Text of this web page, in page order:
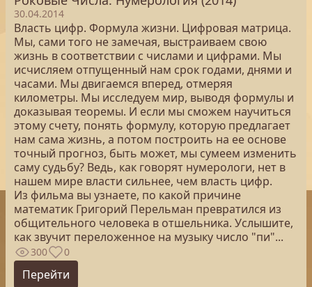
30.04.2014
Власть цифр. Формула жизни. Цифровая матрица.
Мы, сами того не замечая, выстраиваем свою
жизнь в соответствии с числами и цифрами. Мы
исчисляем отпущенный нам срок годами, днями и
часами. Мы двигаемся вперед, отмеряя
километры. Мы исследуем мир, выводя формулы и
доказывая теоремы. И если мы сможем научиться
этому счету, понять формулу, которую предлагает
нам сама жизнь, а потом построить на ее основе
точный прогноз, быть может, мы сумеем изменить
саму судьбу? Ведь, как говорят нумерологи, нет в
нашем мире власти сильнее, чем власть цифр.
Из фильма вы узнаете, по какой причине
математик Григорий Перельман превратился из
общительного человека в отшельника. Услышите,
как звучит переложенное на музыку число "пи"...
300 0
Перейти